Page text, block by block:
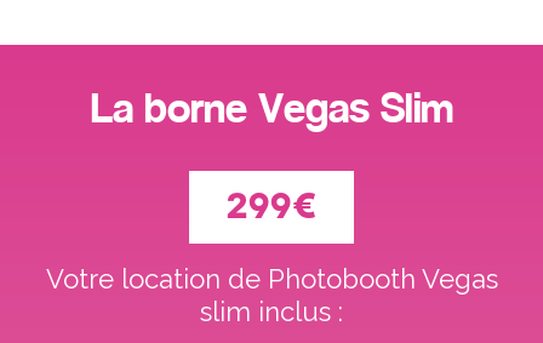
La borne Vegas Slim
299€
Votre location de Photobooth Vegas
slim inclus :